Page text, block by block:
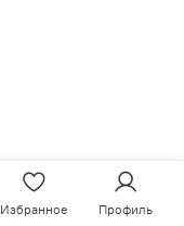
Избранное Профиль